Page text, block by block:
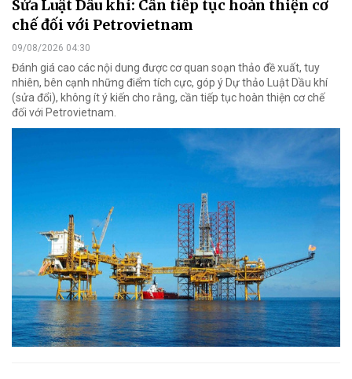
Sửa Luật Dầu khí: Cần tiếp tục hoàn thiện cơ
chế đối với Petrovietnam
09/08/2026 04:30
Đánh giá cao các nội dung được cơ quan soạn thảo đề xuất, tuy
nhiên, bên cạnh những điểm tích cực, góp ý Dự thảo Luật Dầu khí
(sửa đổi), không ít ý kiến cho rằng, cần tiếp tục hoàn thiện cơ chế
đối với Petrovietnam.